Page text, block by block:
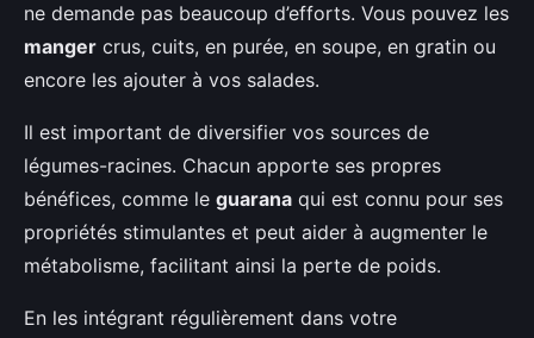
ne demande pas beaucoup d’efforts. Vous pouvez les
manger crus, cuits, en purée, en soupe, en gratin ou
encore les ajouter à vos salades.
Il est important de diversifier vos sources de
légumes-racines. Chacun apporte ses propres
bénéfices, comme le guarana qui est connu pour ses
propriétés stimulantes et peut aider à augmenter le
métabolisme, facilitant ainsi la perte de poids.
En les intégrant régulièrement dans votre